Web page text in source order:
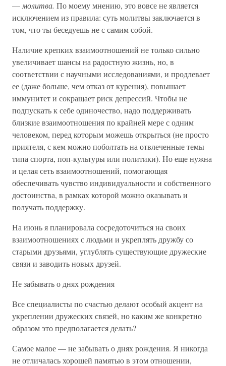
— молитва. По моему мнению, это вовсе не является
исключением из правила: суть молитвы заключается в
том, что ты беседуешь не с самим собой.
Наличие крепких взаимоотношений не только сильно
увеличивает шансы на радостную жизнь, но, в
соответствии с научными исследованиями, и продлевает
ее (даже больше, чем отказ от курения), повышает
иммунитет и сокращает риск депрессий. Чтобы не
подпускать к себе одиночество, надо поддерживать
близкие взаимоотношения по крайней мере с одним
человеком, перед которым можешь открыться (не просто
приятеля, с кем можно поболтать на отвлеченные темы
типа спорта, поп-культуры или политики). Но еще нужна
и целая сеть взаимоотношений, помогающая
обеспечивать чувство индивидуальности и собственного
достоинства, в рамках которой можно оказывать и
получать поддержку.
На июнь я планировала сосредоточиться на своих
взаимоотношениях с людьми и укреплять дружбу со
старыми друзьями, углублять существующие дружеские
связи и заводить новых друзей.
Не забывать о днях рождения
Все специалисты по счастью делают особый акцент на
укреплении дружеских связей, но каким же конкретно
образом это предполагается делать?
Самое малое — не забывать о днях рождения. Я никогда
не отличалась хорошей памятью в этом отношении,